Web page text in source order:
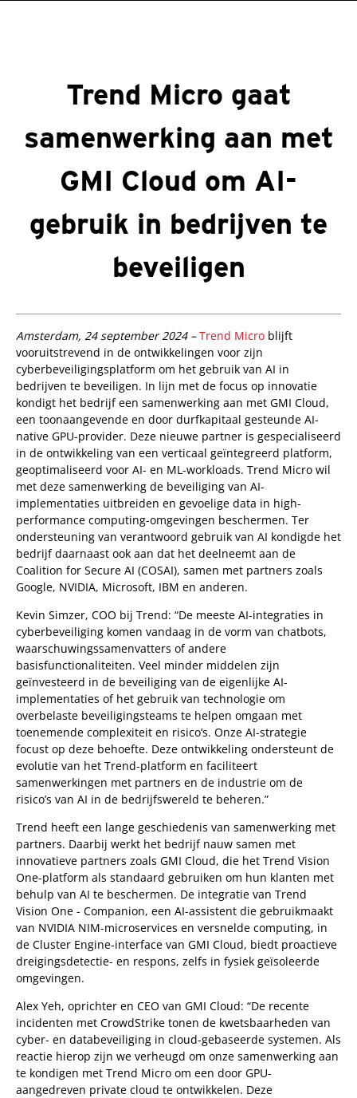
Trend Micro gaat
samenwerking aan met
GMI Cloud om AI-
gebruik in bedrijven te
beveiligen
Amsterdam, 24 september 2024 –Trend Micro blijft
vooruitstrevend in de ontwikkelingen voor zijn
cyberbeveiligingsplatform om het gebruik van AI in
bedrijven te beveiligen. In lijn met de focus op innovatie
kondigt het bedrijf een samenwerking aan met GMI Cloud,
een toonaangevende en door durfkapitaal gesteunde AI-
native GPU-provider. Deze nieuwe partner is gespecialiseerd
in de ontwikkeling van een verticaal geïntegreerd platform,
geoptimaliseerd voor AI- en ML-workloads. Trend Micro wil
met deze samenwerking de beveiliging van AI-
implementaties uitbreiden en gevoelige data in high-
performance computing-omgevingen beschermen. Ter
ondersteuning van verantwoord gebruik van AI kondigde het
bedrijf daarnaast ook aan dat het deelneemt aan de
Coalition for Secure AI (COSAI), samen met partners zoals
Google, NVIDIA, Microsoft, IBM en anderen.
Kevin Simzer, COO bij Trend: “De meeste AI-integraties in
cyberbeveiliging komen vandaag in de vorm van chatbots,
waarschuwingssamenvatters of andere
basisfunctionaliteiten. Veel minder middelen zijn
geïnvesteerd in de beveiliging van de eigenlijke AI-
implementaties of het gebruik van technologie om
overbelaste beveiligingsteams te helpen omgaan met
toenemende complexiteit en risico’s. Onze AI-strategie
focust op deze behoefte. Deze ontwikkeling ondersteunt de
evolutie van het Trend-platform en faciliteert
samenwerkingen met partners en de industrie om de
risico’s van AI in de bedrijfswereld te beheren.”
Trend heeft een lange geschiedenis van samenwerking met
partners. Daarbij werkt het bedrijf nauw samen met
innovatieve partners zoals GMI Cloud, die het Trend Vision
One-platform als standaard gebruiken om hun klanten met
behulp van AI te beschermen. De integratie van Trend
Vision One - Companion, een AI-assistent die gebruikmaakt
van NVIDIA NIM-microservices en versnelde computing, in
de Cluster Engine-interface van GMI Cloud, biedt proactieve
dreigingsdetectie- en respons, zelfs in fysiek geïsoleerde
omgevingen.
Alex Yeh, oprichter en CEO van GMI Cloud: “De recente
incidenten met CrowdStrike tonen de kwetsbaarheden van
cyber- en databeveiliging in cloud-gebaseerde systemen. Als
reactie hierop zijn we verheugd om onze samenwerking aan
te kondigen met Trend Micro om een door GPU-
aangedreven private cloud te ontwikkelen. Deze
Products